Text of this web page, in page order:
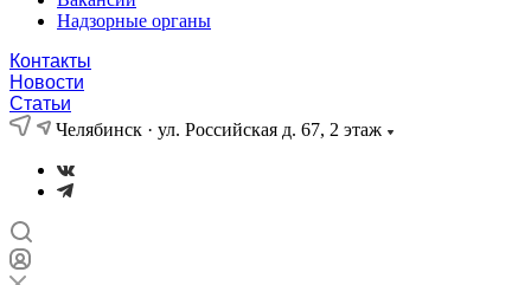
Надзорные органы
Контакты
Новости
Статьи
Челябинск · ул. Российская д. 67, 2 этаж